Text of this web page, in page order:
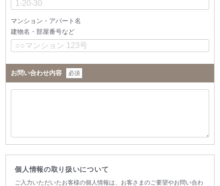
マンション・アパート名
建物名・部屋番号など
お問い合わせ内容 必須
個人情報の取り扱いについて
ご入力いただいたお客様の個人情報は、お客さまのご要望やお問い合わ